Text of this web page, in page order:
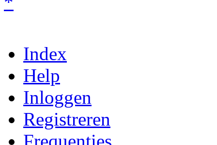
Index
Help
Inloggen
Registreren
Frequenties